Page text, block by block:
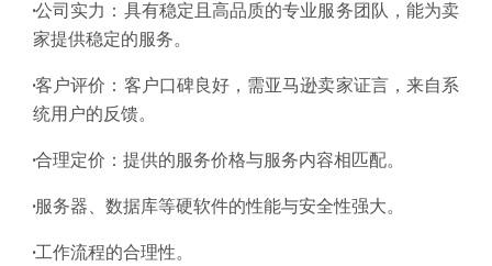
·公司实力：具有稳定且高品质的专业服务团队，能为卖
家提供稳定的服务。
·客户评价：客户口碑良好，需亚马逊卖家证言，来自系
统用户的反馈。
·合理定价：提供的服务价格与服务内容相匹配。
·服务器、数据库等硬软件的性能与安全性强大。
·工作流程的合理性。